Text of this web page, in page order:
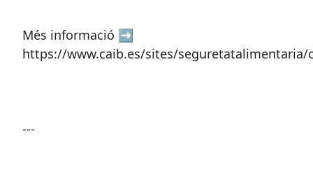
Més informació ➡
https://www.caib.es/sites/seguretatalimentaria/
---